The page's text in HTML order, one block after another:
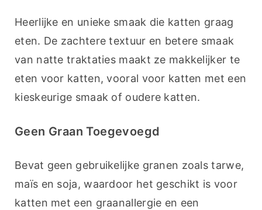
Heerlijke en unieke smaak die katten graag
eten. De zachtere textuur en betere smaak
van natte traktaties maakt ze makkelijker te
eten voor katten, vooral voor katten met een
kieskeurige smaak of oudere katten.
Geen Graan Toegevoegd
Bevat geen gebruikelijke granen zoals tarwe,
maïs en soja, waardoor het geschikt is voor
katten met een graanallergie en een